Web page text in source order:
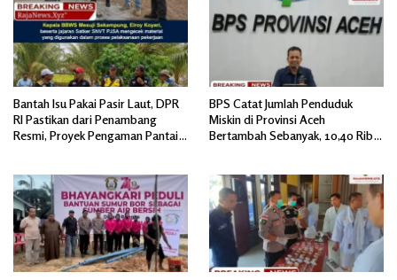
Bantah Isu Pakai Pasir Laut, DPR
RI Pastikan dari Penambang
Resmi, Proyek Pengaman Pantai
BPS Catat Jumlah Penduduk
Miskin di Provinsi Aceh
Bertambah Sebanyak, 10,40 Ribu